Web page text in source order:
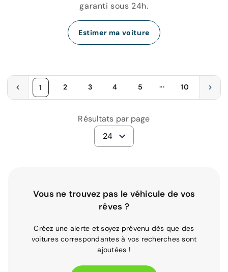
garanti sous 24h.
Estimer ma voiture
1 2 3 4 5 ... 10
Résultats par page
24
Vous ne trouvez pas le véhicule de vos
rêves ?
Créez une alerte et soyez prévenu dès que des
voitures correspondantes à vos recherches sont
ajoutées !